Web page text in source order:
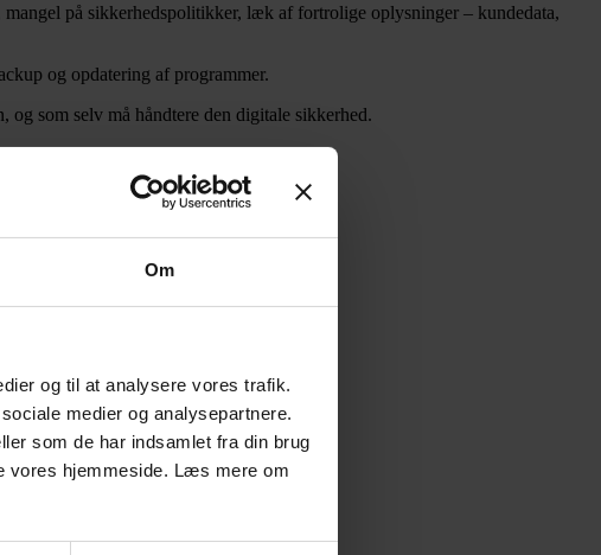
Om
og til at analysere vores trafik.
medier og analysepartnere.
som de har indsamlet fra din brug
vores hjemmeside. Læs mere om
på sikkerhedspolitikker, læk af fortrolige oplysninger – kundedata,
og opdatering af programmer.
og som selv må håndtere den digitale sikkerhed.
sikkerhed.
og data mod angreb.
dem.
hackerne.
IT-løsninger.